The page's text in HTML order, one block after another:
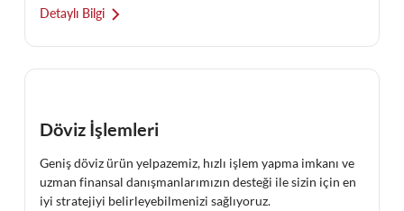
Detaylı Bilgi
Döviz İşlemleri
Geniş döviz ürün yelpazemiz, hızlı işlem yapma imkanı ve
uzman finansal danışmanlarımızın desteği ile sizin için en
iyi stratejiyi belirleyebilmenizi sağlıyoruz.